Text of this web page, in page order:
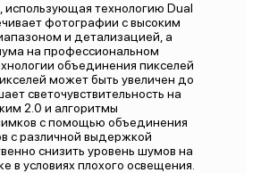
использующая технологию Dual
фотографии с высоким
и детализацией, а
на профессиональном
объединения пикселей
может быть увеличен до
светочувствительность на
2.0 и алгоритмы
с помощью объединения
с различной выдержкой
снизить уровень шумов на
в условиях плохого освещения.